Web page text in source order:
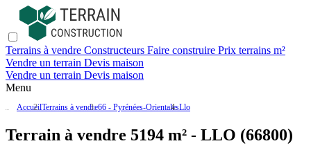
Terrains à vendre Constructeurs Faire construire Prix terrains m²
Vendre un terrain Devis maison
Vendre un terrain Devis maison
Menu
AccueilTerrains à vendre66 - Pyrénées-OrientalesLlo
Terrain à vendre 5194 m² - LLO (66800)